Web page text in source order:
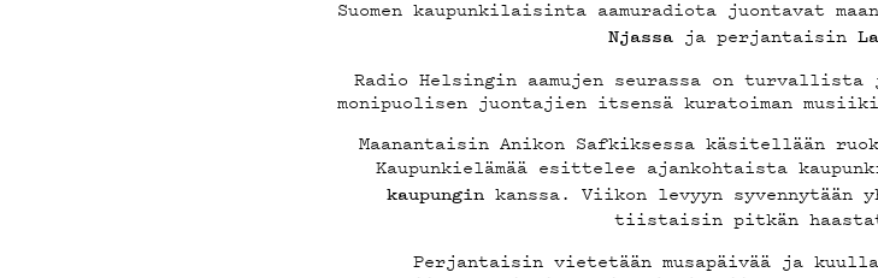
Suomen kaupunkilaisinta aamuradiota juontavat
Njassa ja perjantaisin
Radio Helsingin aamujen seurassa on
monipuolisen juontajien itsensä kuratoiman
Maanantaisin Anikon Safkiksessa käsitellään
Kaupunkielämää esittelee ajankohtaista
kaupunginkanssa. Viikon levyyn syvennytään
tiistaisin pitkän
Perjantaisin vietetään musapäivää ja